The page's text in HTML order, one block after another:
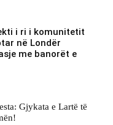
i ri i komunitetit
në Londër
me banorët e
Gjykata e Lartë të